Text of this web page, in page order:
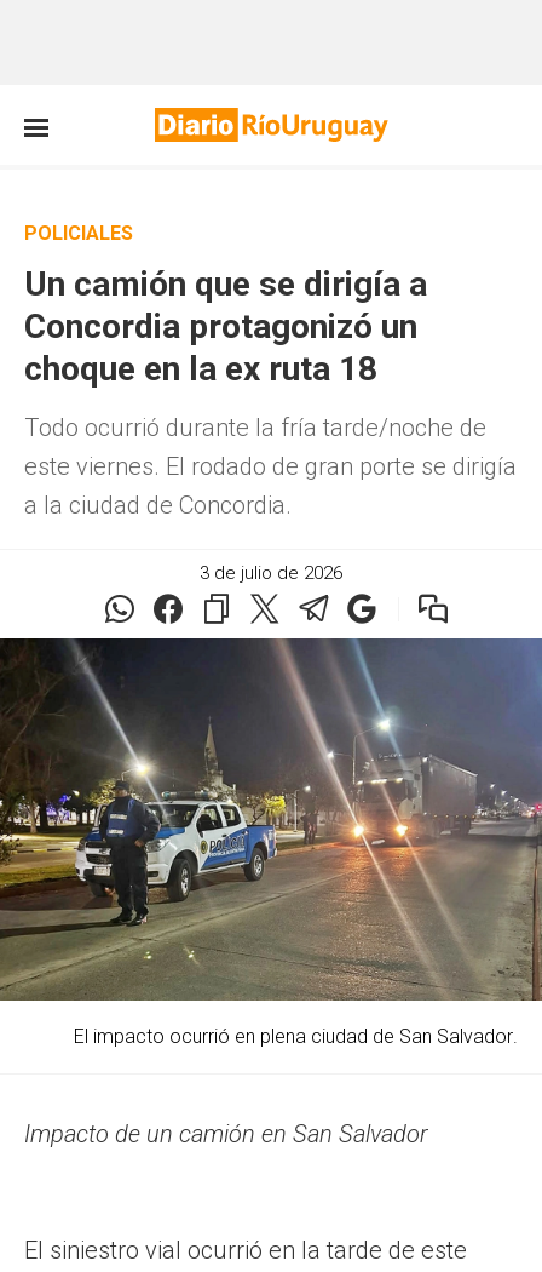
POLICIALES
Un camión que se dirigía a
Concordia protagonizó un
choque en la ex ruta 18
Todo ocurrió durante la fría tarde/noche de
este viernes. El rodado de gran porte se dirigía
a la ciudad de Concordia.
3 de julio de 2026
El impacto ocurrió en plena ciudad de San Salvador.
Impacto de un camión en San Salvador
El siniestro vial ocurrió en la tarde de este